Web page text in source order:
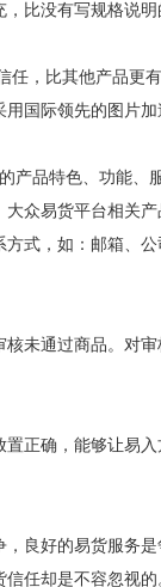
没有写规格说
，比其他产品更
国际领先的图片
品特色、功能、
众易货平台相关
式，如：邮箱、
未通过商品。对
正确，能够让易
良好的易货服务
任却是不容忽视